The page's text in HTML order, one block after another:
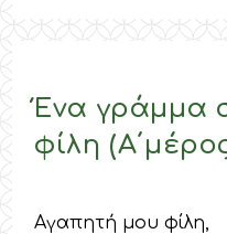
Ένα γράμμα
φίλη
Αγαπητή μου φίλη,